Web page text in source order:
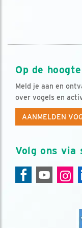
Op de
Meld je aan en
over vogels en
AANMELDEN
Volg ons via